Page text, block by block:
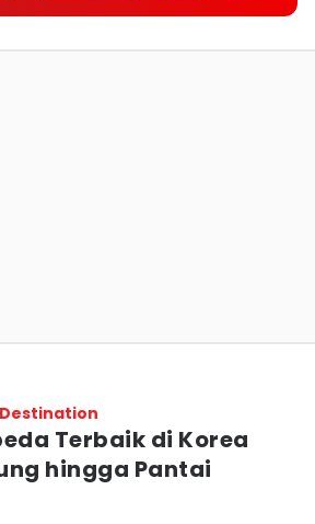
Destination
Terbaik di Korea
hingga Pantai